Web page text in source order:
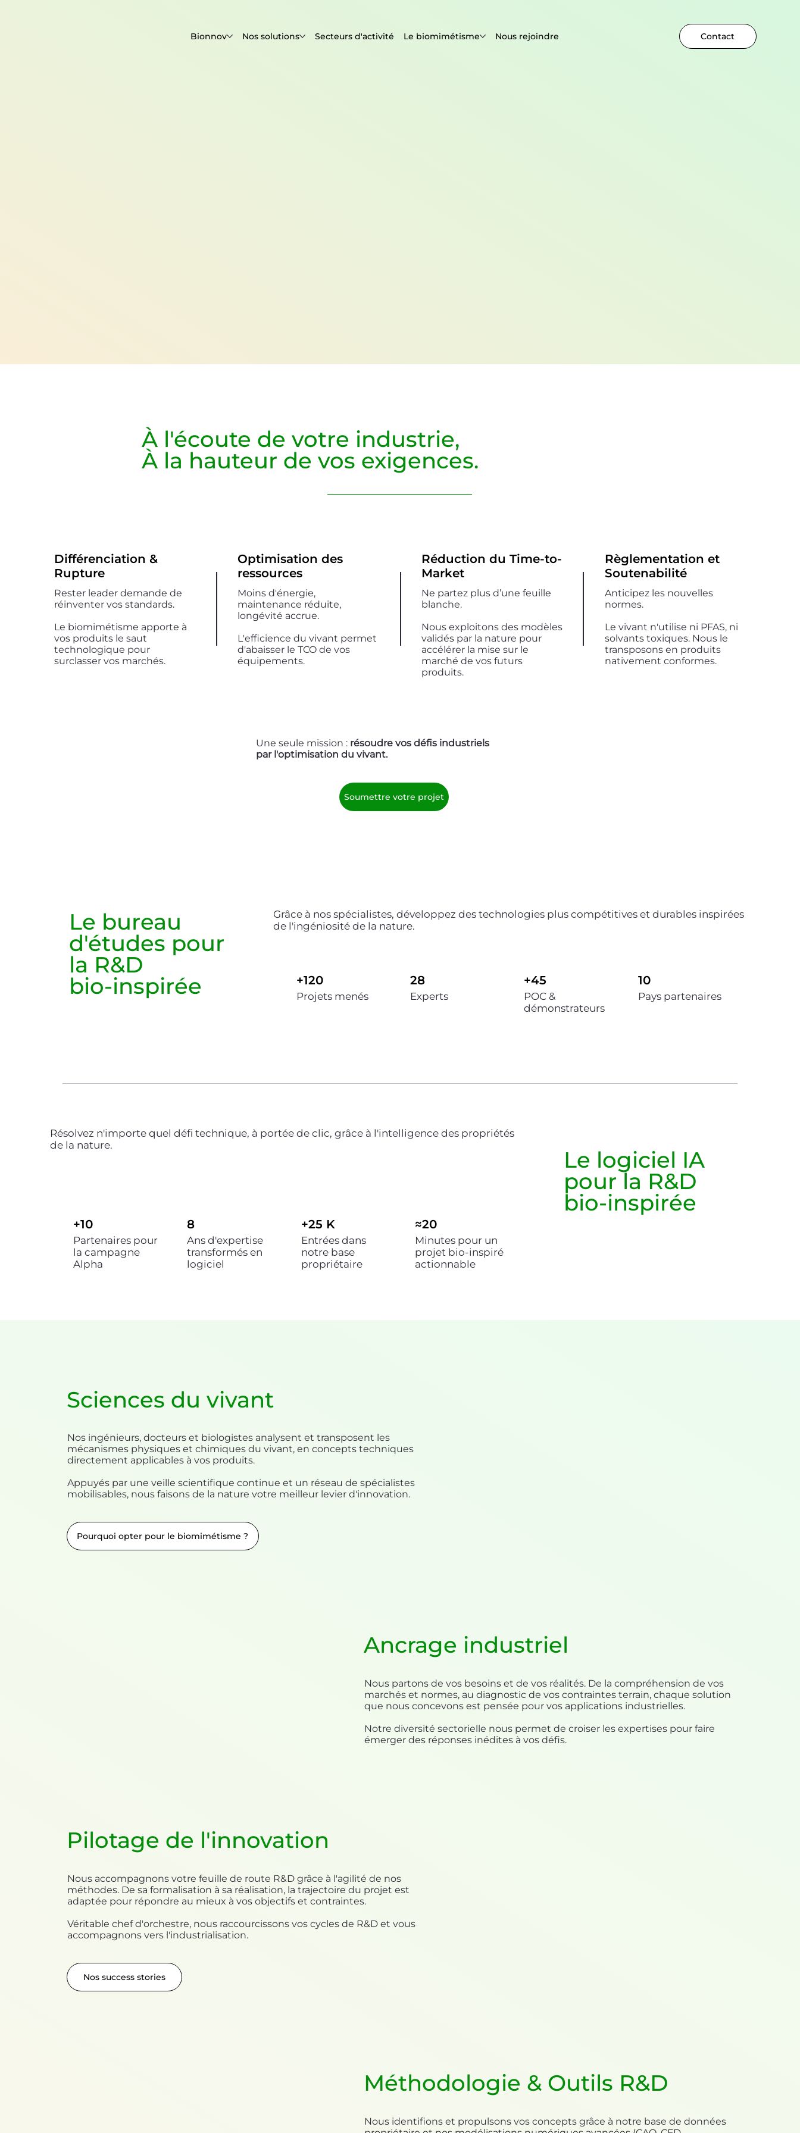
Bionnov Nos solutions Secteurs d'activité Le biomimétisme Nous rejoindre Contact
À l'écoute devotre industrie,
À la hauteur devos exigences.
Différenciation &
Rupture
Rester leader demande de
réinventer vos standards.
Le biomimétisme apporte à
vos produits le saut
technologique pour
surclasser vos marchés.
Optimisation des
ressources
Moins d'énergie,
maintenance réduite,
longévité accrue.
L'efficience du vivant permet
d'abaisser le TCO de vos
équipements.
Réduction du Time-to-
Market
Ne partez plus d’une feuille
blanche.
Nous exploitons des modèles
validés par la nature pour
accélérer la mise sur le
marché de vos futurs
produits.
Règlementation et
Soutenabilité
Anticipez les nouvelles
normes.
Le vivant n'utilise ni PFAS, ni
solvants toxiques. Nous le
transposons en produits
nativement conformes.
Une seule mission : résoudre vos défis industriels
par l'optimisation du vivant.
Soumettre votre projet
Le bureau
d'études pour
la R&D
bio-inspirée
Grâce à nos spécialistes, développez des technologies plus compétitives et durables inspirées
de l'ingéniosité de la nature.
+120
Projets menés
28
Experts
+45
POC &
démonstrateurs
10
Pays partenaires
Résolvez n'importe quel défi technique, à portée de clic, grâce à l'intelligence des propriétés
de la nature.
Le logiciel IA
pour la R&D
bio-inspirée
+10
Partenaires pour
la campagne
Alpha
8
Ans d'expertise
transformés en
logiciel
+25 K
Entrées dans
notre base
propriétaire
≈20
Minutes pour un
projet bio-inspiré
actionnable
Sciences du vivant
Nos ingénieurs, docteurs et biologistes analysent et transposent les
mécanismes physiques et chimiques du vivant, en concepts techniques
directement applicables à vos produits.
Appuyés par une veille scientifique continue et un réseau de spécialistes
mobilisables, nous faisons de la nature votre meilleur levier d'innovation.
Pourquoi opter pour le biomimétisme ?
Pilotage de l'innovation
Nous accompagnons votre feuille de route R&D grâce à l'agilité de nos
méthodes. De sa formalisation à sa réalisation, la trajectoire du projet est
adaptée pour répondre au mieux à vos objectifs et contraintes.
Véritable chef d'orchestre, nous raccourcissons vos cycles de R&D et vous
accompagnons vers l'industrialisation.
Nos success stories
Méthodologie & Outils R&D
Nous identifions et propulsons vos concepts grâce à notre base de données
Ancrage industriel
Nous partons de vos besoins et de vos réalités. De la compréhension de vos
marchés et normes, au diagnostic de vos contraintes terrain, chaque solution
que nous concevons est pensée pour vos applications industrielles.
Notre diversité sectorielle nous permet de croiser les expertises pour faire
émerger des réponses inédites à vos défis.​